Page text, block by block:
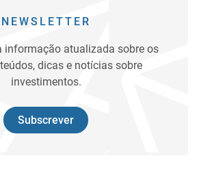
NEWSLETTER
informação atualizada sobre os
dicas e notícias sobre
investimentos.
Subscrever